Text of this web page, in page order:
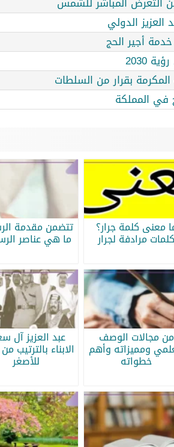
الدولي
أجير الحج
بقرار من السلطات
المملكة
معنى كلمة جرار؟
كلمات مرادفة لجرار
تتضمن مقدمة
ما هي عناصر
من مجالات الوصف
ومميزاته وأهم
خطواته
عبد العزيز آل
الابناء بالترتيب
للأصغر